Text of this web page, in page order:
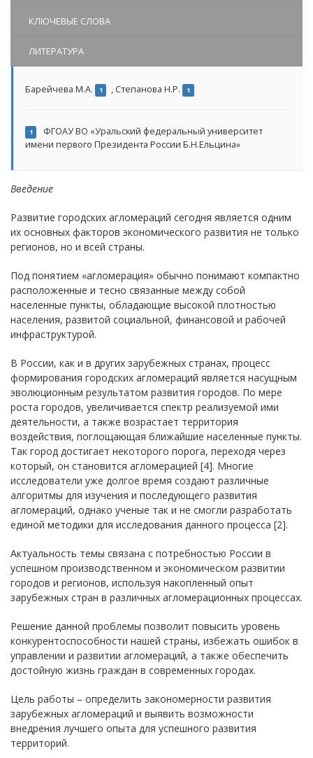
КЛЮЧЕВЫЕ СЛОВА
ЛИТЕРАТУРА
Барейчева М.А. 1 , Степанова Н.Р. 1
1
ФГОАУ ВО «Уральский федеральный университет
имени первого Президента России Б.Н.Ельцина»
Введение
Развитие городских агломераций сегодня является одним
их основных факторов экономического развития не только
регионов, но и всей страны.
Под понятием «агломерация» обычно понимают компактно
расположенные и тесно связанные между собой
населенные пункты, обладающие высокой плотностью
населения, развитой социальной, финансовой и рабочей
инфраструктурой.
В России, как и в других зарубежных странах, процесс
формирования городских агломераций является насущным
эволюционным результатом развития городов. По мере
роста городов, увеличивается спектр реализуемой ими
деятельности, а также возрастает территория
воздействия, поглощающая ближайшие населенные пункты.
Так город достигает некоторого порога, переходя через
который, он становится агломерацией [4]. Многие
исследователи уже долгое время создают различные
алгоритмы для изучения и последующего развития
агломераций, однако ученые так и не смогли разработать
единой методики для исследования данного процесса [2].
Актуальность темы связана с потребностью России в
успешном производственном и экономическом развитии
городов и регионов, используя накопленный опыт
зарубежных стран в различных агломерационных процессах.
Решение данной проблемы позволит повысить уровень
конкурентоспособности нашей страны, избежать ошибок в
управлении и развитии агломераций, а также обеспечить
достойную жизнь граждан в современных городах.
Цель работы – определить закономерности развития
зарубежных агломераций и выявить возможности
внедрения лучшего опыта для успешного развития
территорий.